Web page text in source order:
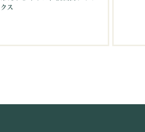
クス